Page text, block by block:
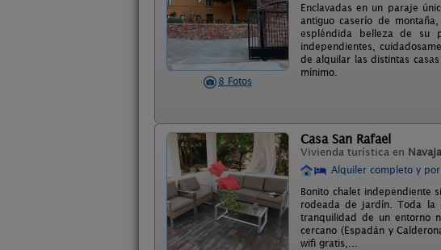
8 Fotos
Enclavadas en un paraje
antiguo caserío de
espléndida belleza de su
independientes,
de alquilar las distintas
mínimo.
Casa San Rafael
Vivienda turística en
Alquiler completo y
Bonito chalet independiente
rodeada de jardín. Toda la
tranquilidad de un entorno
cercano (Espadán y
wifi gratis,...